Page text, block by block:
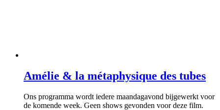
Amélie & la métaphysique des tubes
Ons programma wordt iedere maandagavond bijgewerkt voor
de komende week. Geen shows gevonden voor deze film.